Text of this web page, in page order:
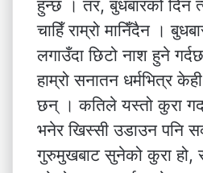
हुन्छ । तर, बुधबारको दिन
चाहिँ राम्रो मानिँदैन ।
लगाउँदा छिटो नाश हुने
हाम्रो सनातन धर्मभित्र
छन् । कतिले यस्तो कुरा
भनेर खिस्सी उडाउन पनि
गुरुमुखबाट सुनेको कुरा हो,